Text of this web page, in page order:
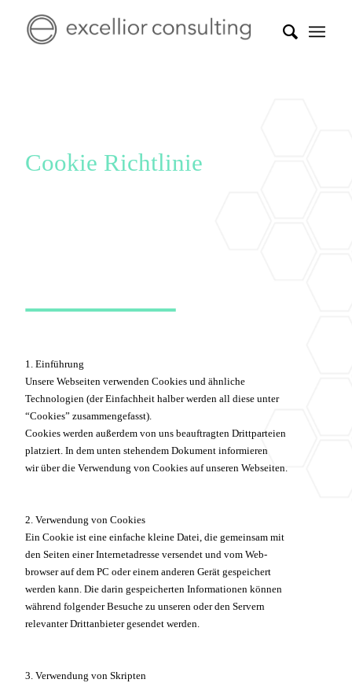
1. Einführung
Unsere Webseiten verwenden Cookies und ähnliche
Technologien (der Einfachheit halber werden all diese unter
“Cookies” zusammengefasst).
Cookies werden außerdem von uns beauftragten Drittparteien
platziert. In dem unten stehendem Dokument informieren
wir über die Verwendung von Cookies auf unseren Webseiten.
2. Verwendung von Cookies
Ein Cookie ist eine einfache kleine Datei, die gemeinsam mit
den Seiten einer Internetadresse versendet und vom Web-
browser auf dem PC oder einem anderen Gerät gespeichert
werden kann. Die darin gespeicherten Informationen können
während folgender Besuche zu unseren oder den Servern
relevanter Drittanbieter gesendet werden.
3. Verwendung von Skripten
Cookie Richtlinie